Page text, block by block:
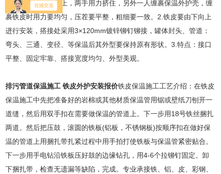
剖开，对包在管道上，两手用力挤住，另外一人缠裹保温外护壳，缠
裹铁皮时用力要均匀，压茬要平整，粗细要一致。2.铁皮要由下向上
进行安装，搭接处采用3×120mm镀锌铆钉铆接，罐体封头、管道：
弯头、三通、变径、等保温后其外型要保持原有形状。3.特点：接口
平整、固定牢靠、搭接宽度均匀、外型美观。
排污管道保温施工 铁皮外护安装报价铁皮保温施工工艺介绍：在铁皮
保温施工中先把准备好的岩棉或其他材质保温管用锯或壁纸刀刨开一
道缝，然后用双手扣在需要做保温的管道上。下一步用18号铁丝捆扎
两道。然后把压鼓，滚圆的铁板(铝板，不锈钢板)按顺序扣在做好保
温的管道上用捆扎带扎紧过程中用手拍打使铁板与保温管紧密贴合。
下一步用手电钻沿铁板压好鼓的边缘钻孔，用4-6个拉铆钉固定。卸
下捆扎带，检查无遗漏等缺陷，完成。专业承接铁、铝、皮、彩钢、